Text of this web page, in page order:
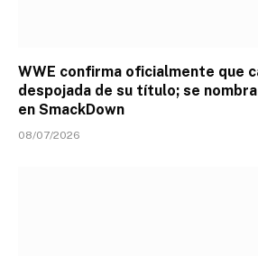
WWE confirma oficialmente que
despojada de su título; se
en SmackDown
08/07/2026